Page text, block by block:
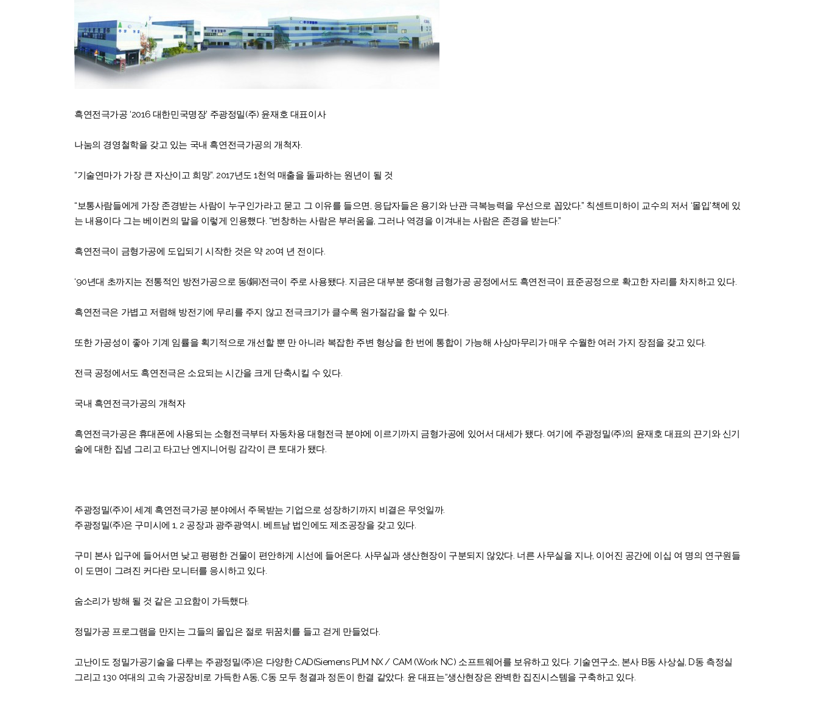
흑연전극가공 ‘2016 대한민국명장’ 주광정밀(주) 윤재호 대표이사
나눔의 경영철학을 갖고 있는 국내 흑연전극가공의 개척자.
“기술연마가 가장 큰 자산이고 희망”. 2017년도 1천억 매출을 돌파하는 원년이 될 것
“보통사람들에게 가장 존경받는 사람이 누구인가라고 묻고 그 이유를 들으면, 응답자들은 용기와 난관 극복능력을 우선으로 꼽았다.” 칙센트미하이 교수의 저서 ‘몰입’책에 있
는 내용이다 그는 베이컨의 말을 이렇게 인용했다. “번창하는 사람은 부러움을, 그러나 역경을 이겨내는 사람은 존경을 받는다.”
흑연전극이 금형가공에 도입되기 시작한 것은 약 20여 년 전이다.
‘90년대 초까지는 전통적인 방전가공으로 동(銅)전극이 주로 사용됐다. 지금은 대부분 중대형 금형가공 공정에서도 흑연전극이 표준공정으로 확고한 자리를 차지하고 있다.
흑연전극은 가볍고 저렴해 방전기에 무리를 주지 않고 전극크기가 클수록 원가절감을 할 수 있다.
또한 가공성이 좋아 기계 임률을 획기적으로 개선할 뿐 만 아니라 복잡한 주변 형상을 한 번에 통합이 가능해 사상마무리가 매우 수월한 여러 가지 장점을 갖고 있다.
전극 공정에서도 흑연전극은 소요되는 시간을 크게 단축시킬 수 있다.
국내 흑연전극가공의 개척자
흑연전극가공은 휴대폰에 사용되는 소형전극부터 자동차용 대형전극 분야에 이르기까지 금형가공에 있어서 대세가 됐다. 여기에 주광정밀(주)의 윤재호 대표의 끈기와 신기
술에 대한 집념 그리고 타고난 엔지니어링 감각이 큰 토대가 됐다.
주광정밀(주)이 세계 흑연전극가공 분야에서 주목받는 기업으로 성장하기까지 비결은 무엇일까.
주광정밀(주)은 구미시에 1, 2 공장과 광주광역시. 베트남 법인에도 제조공장을 갖고 있다.
구미 본사 입구에 들어서면 낮고 평평한 건물이 편안하게 시선에 들어온다. 사무실과 생산현장이 구분되지 않았다. 너른 사무실을 지나, 이어진 공간에 이십 여 명의 연구원들
이 도면이 그려진 커다란 모니터를 응시하고 있다.
숨소리가 방해 될 것 같은 고요함이 가득했다.
정밀가공 프로그램을 만지는 그들의 몰입은 절로 뒤꿈치를 들고 걷게 만들었다.
고난이도 정밀가공기술을 다루는 주광정밀(주)은 다양한 CAD(Siemens PLM NX / CAM (Work NC) 소프트웨어를 보유하고 있다. 기술연구소, 본사 B동 사상실, D동 측정실
그리고 130 여대의 고속 가공장비로 가득한 A동, C동 모두 청결과 정돈이 한결 같았다. 윤 대표는“생산현장은 완벽한 집진시스템을 구축하고 있다.